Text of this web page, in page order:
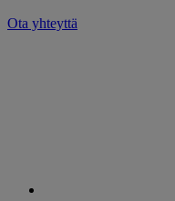
Ota yhteyttä